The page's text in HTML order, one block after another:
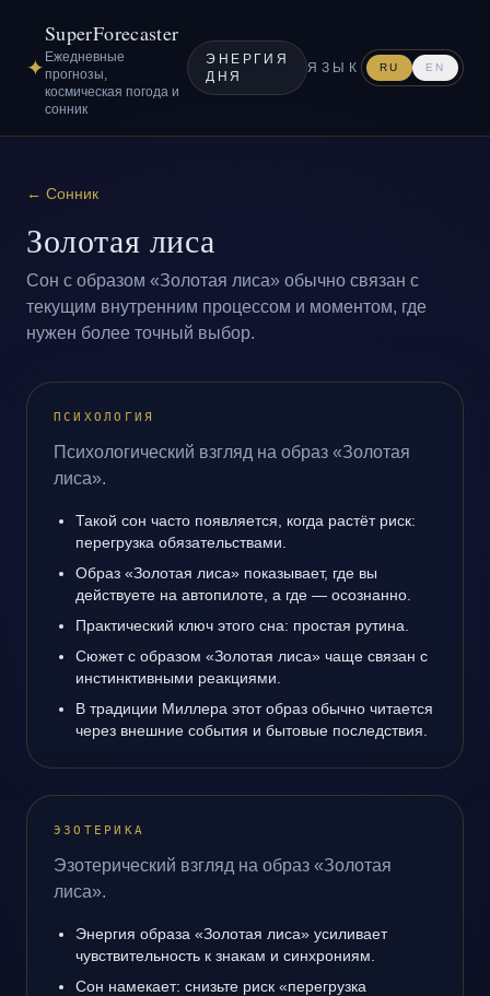
✦
SuperForecaster
Ежедневные
прогнозы,
космическая погода и
сонник
ЭНЕРГИЯ
ДНЯ
ЯЗЫК RU EN
← Сонник
Золотая лиса
Сон с образом «Золотая лиса» обычно связан с
текущим внутренним процессом и моментом, где
нужен более точный выбор.
ПСИХОЛОГИЯ
Психологический взгляд на образ «Золотая
лиса».
Такой сон часто появляется, когда растёт риск:
перегрузка обязательствами.
Образ «Золотая лиса» показывает, где вы
действуете на автопилоте, а где — осознанно.
Практический ключ этого сна: простая рутина.
Сюжет с образом «Золотая лиса» чаще связан с
инстинктивными реакциями.
В традиции Миллера этот образ обычно читается
через внешние события и бытовые последствия.
ЭЗОТЕРИКА
Эзотерический взгляд на образ «Золотая
лиса».
Энергия образа «Золотая лиса» усиливает
чувствительность к знакам и синхрониям.
Сон намекает: снизьте риск «перегрузка